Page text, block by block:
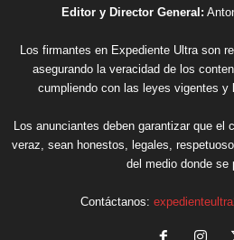
Editor y Director General:
Los firmantes en Expediente Ultra son
asegurando la veracidad de los
cumpliendo con las leyes vigentes y
Los anunciantes deben garantizar que el
veraz, sean honestos, legales,
del medio donde se
Contáctanos: